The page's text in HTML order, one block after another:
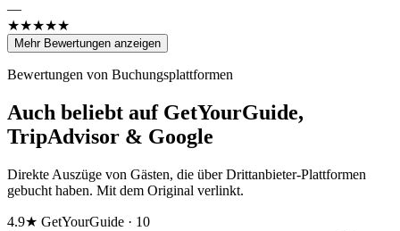
—
★★★★★
Mehr Bewertungen anzeigen
Bewertungen von Buchungsplattformen
Auch beliebt auf GetYourGuide,
TripAdvisor & Google
Direkte Auszüge von Gästen, die über Drittanbieter-Plattformen
gebucht haben. Mit dem Original verlinkt.
4.9★ GetYourGuide · 10